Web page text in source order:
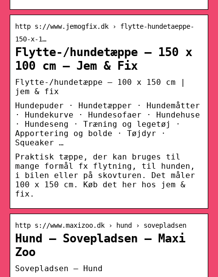
http s://www.jemogfix.dk › flytte-hundetaeppe-
150-x-1…
Flytte-/hundetæppe – 150 x
100 cm – Jem & Fix
Flytte-/hundetæppe – 100 x 150 cm |
jem & fix
Hundepuder · Hundetæpper · Hundemåtter
· Hundekurve · Hundesofaer · Hundehuse
· Hundeseng · Træning og legetøj ·
Apportering og bolde · Tøjdyr ·
Squeaker …
Praktisk tæppe, der kan bruges til
mange formål fx flytning, til hunden,
i bilen eller på skovturen. Det måler
100 x 150 cm. Køb det her hos jem &
fix.
http s://www.maxizoo.dk › hund › sovepladsen
Hund – Sovepladsen – Maxi
Zoo
Sovepladsen – Hund